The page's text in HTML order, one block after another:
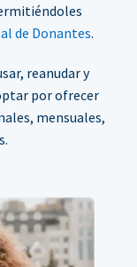
de Donantes.
reanudar y
por ofrecer
mensuales,